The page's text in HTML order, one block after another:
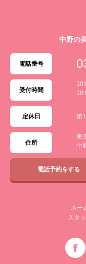
中野の
電話番号
受付時間
定休日 第
住所
東
中
電話予約をする
ホー
スタ